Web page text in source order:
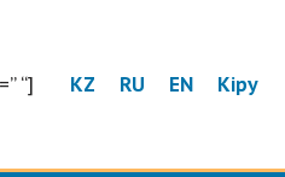
“] KZ RU EN Кіру